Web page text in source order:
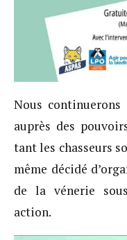
Nous continuerons
auprès des
tant les chasseurs
même décidé
de la vénerie
action.